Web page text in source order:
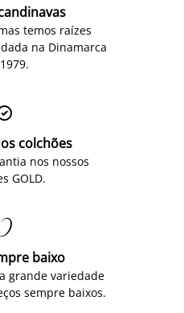
temos raízes
na Dinamarca
colchões
nos nossos
GOLD.
baixo
grande variedade
sempre baixos.